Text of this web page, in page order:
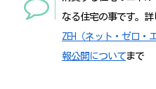
なる住宅の事です。詳
ZEH（ネット・ゼロ・
報公開についてまで